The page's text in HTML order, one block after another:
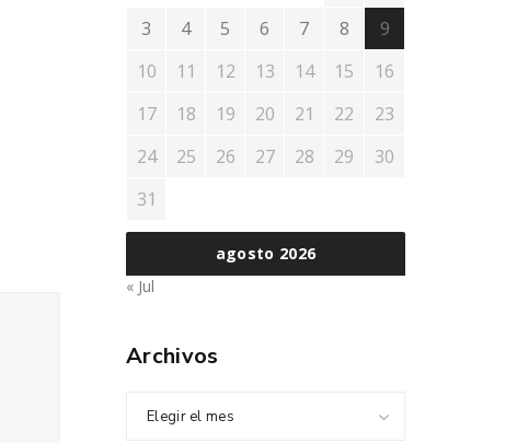
agosto 2026
3
4 5 6 7 8
9
10
11 12 13 14 15
16
17
18 19 20 21 22
23
24
25 26 27 28 29
30
31
« Jul
Archivos
Elegir el mes